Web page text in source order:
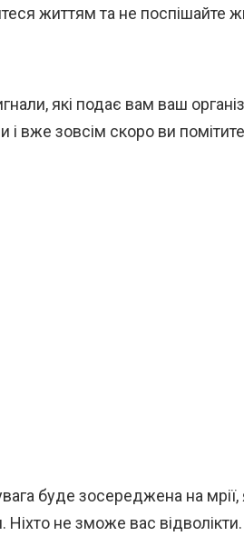
життям та не поспішайте
які подає вам ваш
вже зовсім скоро ви
буде зосереджена на
Ніхто не зможе вас відволікти.